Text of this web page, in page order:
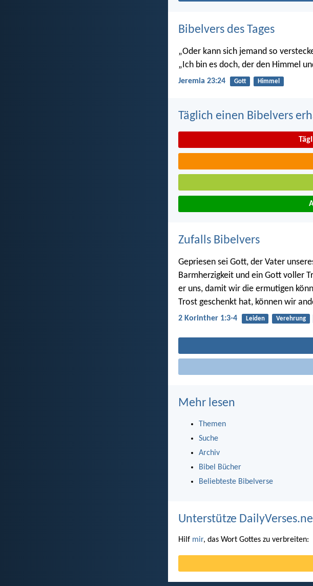
Bibelvers des Tages
„Oder kann sich jemand so
„Ich bin es doch, der den Himmel
Jeremia 23:24 Gott Himmel
Täglich einen Bibelvers
Zufalls Bibelvers
Gepriesen sei Gott, der Vater
Barmherzigkeit und ein Gott voller
er uns, damit wir die ermutigen
Trost geschenkt hat, können wir
2 Korinther 1:3-4 Leiden Verehrung
Mehr lesen
Themen
Suche
Archiv
Bibel Bücher
Beliebteste Bibelverse
Unterstütze
Hilf mir, das Wort Gottes zu verbreiten: